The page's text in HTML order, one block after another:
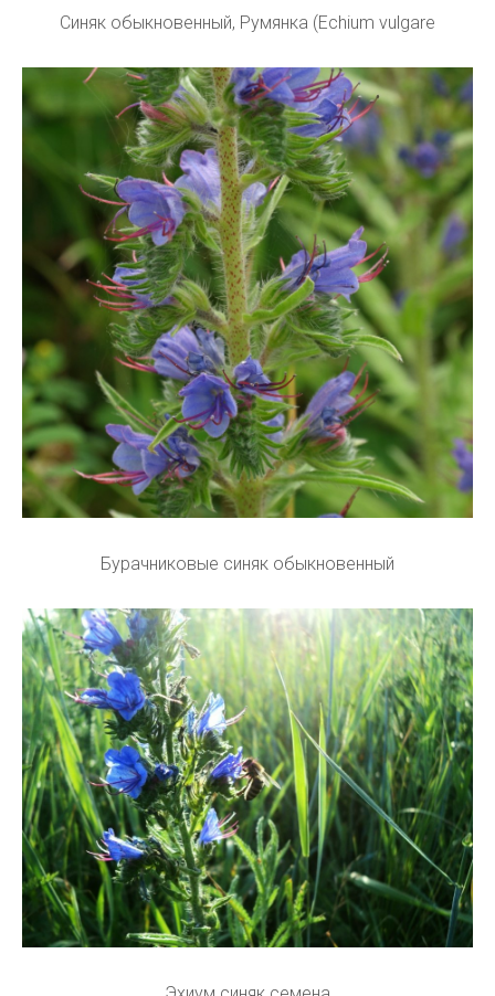
Синяк обыкновенный, Румянка (Echium vulgare
Бурачниковые синяк обыкновенный